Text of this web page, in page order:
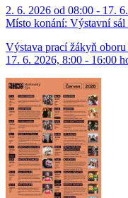
2. 6. 2026 od 08:00 - 17.
Místo konání: Výstavní
Výstava prací žákyň
17. 6. 2026, 8:00 - 16:00